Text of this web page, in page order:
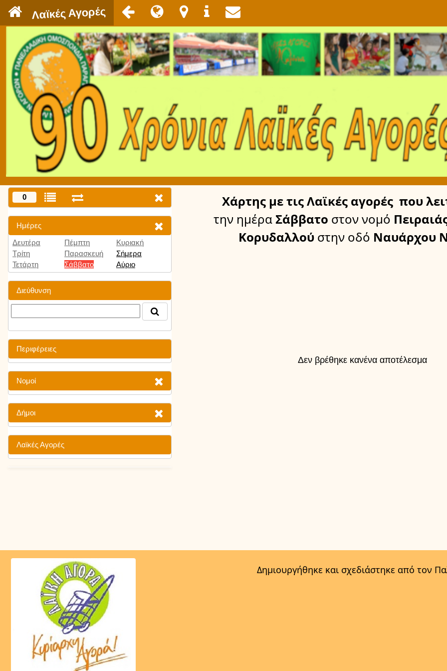
Λαϊκές Αγορές
0
Ημέρες
Δευτέρα
Τρίτη
Τετάρτη
Πέμπτη
Παρασκευή
Σάββατο
Κυριακή
Σήμερα
Αύριο
Διεύθυνση
Περιφέρειες
Νομοί
Δήμοι
Λαϊκές Αγορές
Χάρτης με τις Λαϊκές αγορές που
την ημέραΣάββατο στον νομό
Κορυδαλλού στην οδό Ναυάρχου
Δεν βρέθηκε κανένα αποτέλεσμα
Δημιουργήθηκε και σχεδιάστηκε από τον